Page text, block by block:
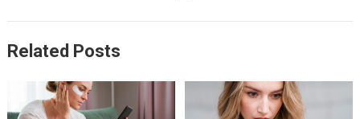
Related Posts